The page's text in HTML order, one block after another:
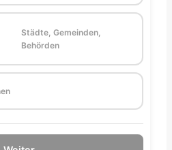
Städte, Gemeinden,
Behörden